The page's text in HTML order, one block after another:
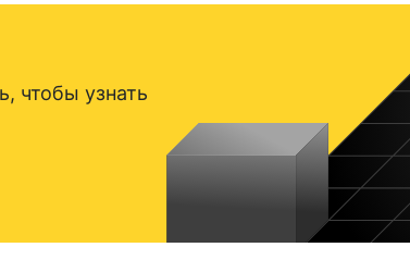
чтобы узнать